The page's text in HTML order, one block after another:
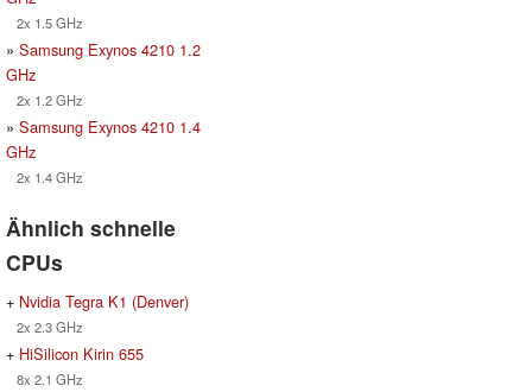
2x 1.5 GHz
» Samsung Exynos 4210 1.2
GHz
2x 1.2 GHz
» Samsung Exynos 4210 1.4
GHz
2x 1.4 GHz
Ähnlich schnelle
CPUs
+ Nvidia Tegra K1 (Denver)
2x 2.3 GHz
+ HiSilicon Kirin 655
8x 2.1 GHz